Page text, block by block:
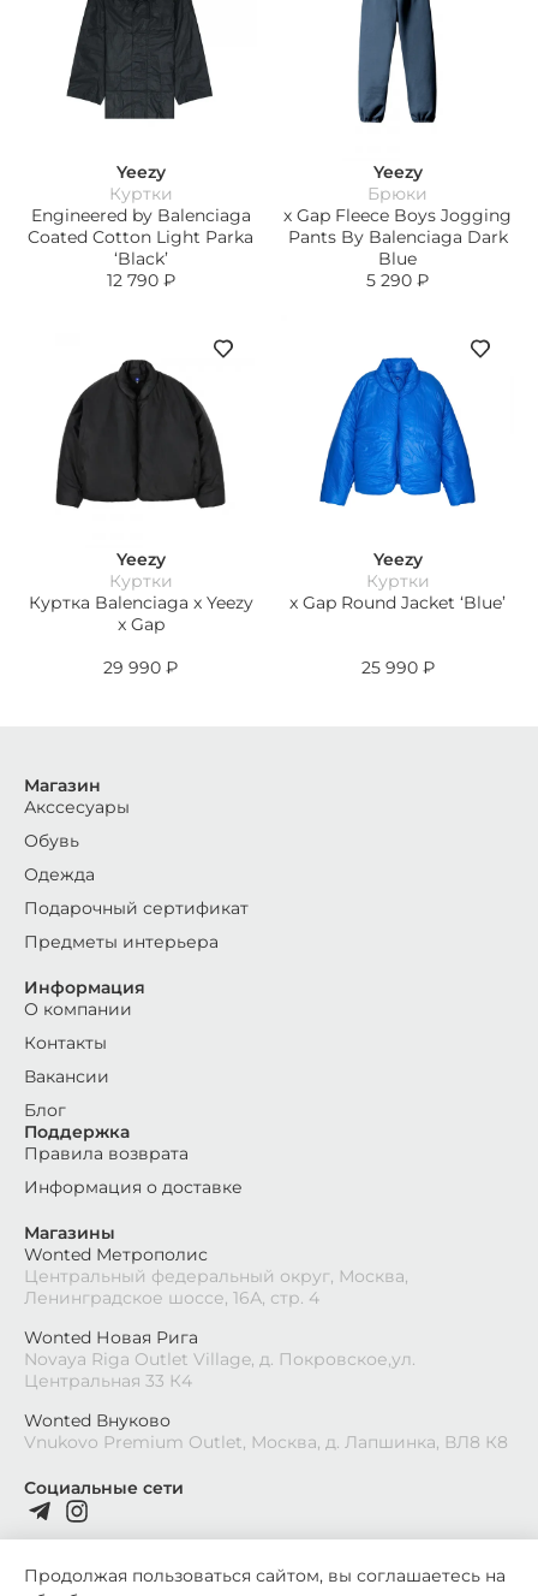
Yeezy
Куртки
Engineered by Balenciaga
Coated Cotton Light Parka
‘Black’
12 790 ₽
Yeezy
Брюки
х Gap Fleece Boys Jogging
Pants By Balenciaga Dark
Blue
5 290 ₽
Yeezy
Куртки
Куртка Balenciaga x Yeezy
x Gap
29 990 ₽
Yeezy
Куртки
x Gap Round Jacket ‘Blue’
25 990 ₽
Социальные сети
Магазины
Wonted Метрополис
Центральный федеральный округ, Москва,
Ленинградское шоссе, 16А, стр. 4
Wonted Новая Рига
Novaya Riga Outlet Village, д. Покровское,ул.
Центральная 33 К4
Wonted Внуково
Vnukovo Premium Outlet, Москва, д. Лапшинка, ВЛ8 К8
Магазин
Акссесуары
Обувь
Одежда
Подарочный сертификат
Предметы интерьера
Информация
О компании
Контакты
Вакансии
Блог
Поддержка
Правила возврата
Информация о доставке
Продолжая пользоваться сайтом, вы соглашаетесь на